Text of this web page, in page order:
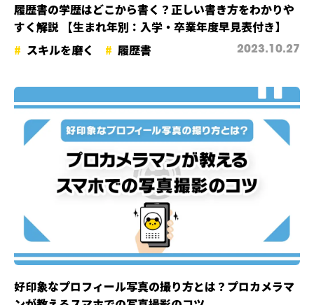
履歴書の学歴はどこから書く？正しい書き方をわかりや
すく解説 【生まれ年別：入学・卒業年度早見表付き】
スキルを磨く
履歴書 2023.10.27
好印象なプロフィール写真の撮り方とは？プロカメラマ